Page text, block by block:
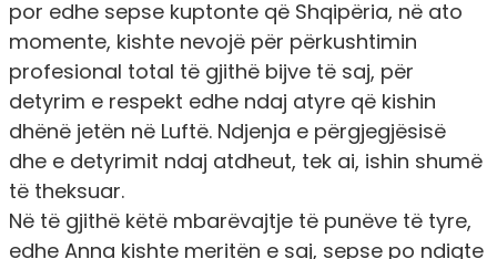
por edhe sepse kuptonte që Shqipëria, në ato
momente, kishte nevojë për përkushtimin
profesional total të gjithë bijve të saj, për
detyrim e respekt edhe ndaj atyre që kishin
dhënë jetën në Luftë. Ndjenja e përgjegjësisë
dhe e detyrimit ndaj atdheut, tek ai, ishin shumë
të theksuar.
Në të gjithë këtë mbarëvajtje të punëve të tyre,
edhe Anna kishte meritën e saj, sepse po ndiqte